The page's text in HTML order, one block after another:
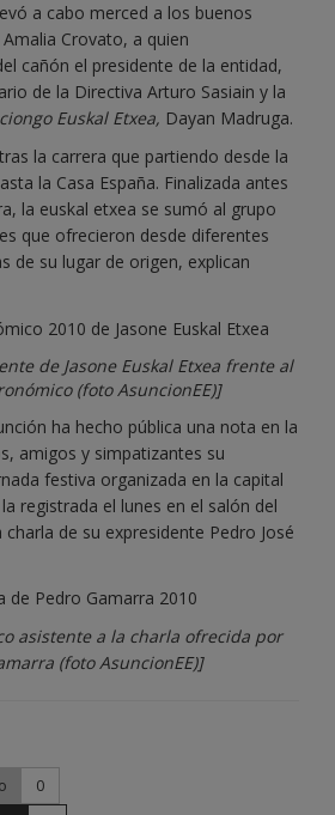
a cabo merced a los buenos
Crovato, a quien
cañón el presidente de la entidad,
de la Directiva Arturo Sasiain y la
Euskal Etxea, Dayan Madruga.
la carrera que partiendo desde la
la Casa España. Finalizada antes
la euskal etxea se sumó al grupo
que ofrecieron desde diferentes
de su lugar de origen, explican
de Jasone Euskal Etxea frente al
(foto AsuncionEE)]
ha hecho pública una nota en la
amigos y simpatizantes su
festiva organizada en la capital
registrada el lunes en el salón del
charla de su expresidente Pedro José
asistente a la charla ofrecida por
(foto AsuncionEE)]
0